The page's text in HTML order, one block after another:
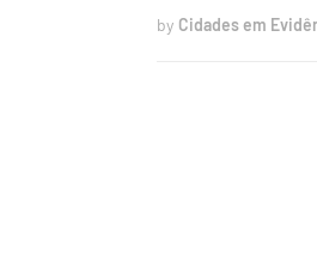
by Cidades em